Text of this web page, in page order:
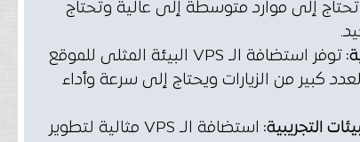
تحتاج إلى موارد متوسطة إلى عالية وتحتاج
توفر استضافة الـ VPS البيئة المثلى للموقع
كبير من الزيارات ويحتاج إلى سرعة وأداء
التجريبية:
استضافة الـ VPS مثالية لتطوير